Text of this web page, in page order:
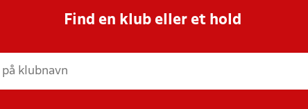
Find en klub eller et hold